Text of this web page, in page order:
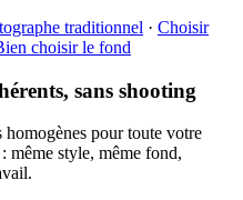
traditionnel · Choisir
choisir le fond
sans shooting
homogènes pour toute votre
même style, même fond,